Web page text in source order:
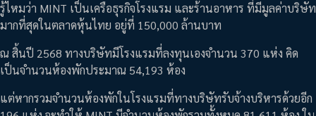
รู้ไหมว่า MINT เป็นเครือธุรกิจโรงแรม และร้านอาหาร ที่มีมูลค่าบริษัท
มากที่สุดในตลาดหุ้นไทย อยู่ที่ 150,000 ล้านบาท
ณ สิ้นปี 2568 ทางบริษัทมีโรงแรมที่ลงทุนเองจำนวน 370 แห่ง คิด
เป็นจำนวนห้องพักประมาณ 54,193 ห้อง
แต่หากรวมจำนวนห้องพักในโรงแรมที่ทางบริษัทรับจ้างบริหารด้วยอีก